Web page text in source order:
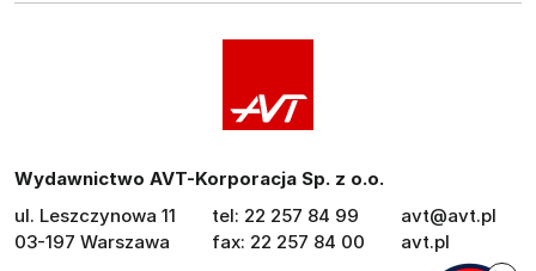
Wydawnictwo AVT-Korporacja Sp. z o.o.
ul. Leszczynowa 11
03-197 Warszawa
tel: 22 257 84 99
fax: 22 257 84 00
avt@avt.pl
avt.pl